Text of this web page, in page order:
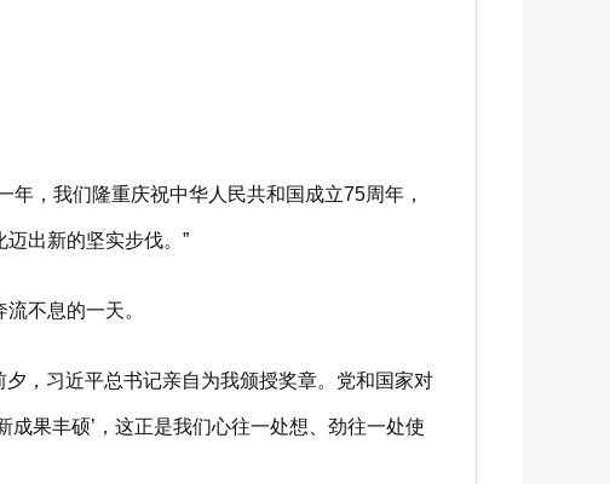
，我们隆重庆祝中华人民共和国成立75周年，
出新的坚实步伐。”
不息的一天。
，习近平总书记亲自为我颁授奖章。党和国家对
果丰硕’，这正是我们心往一处想、劲往一处使